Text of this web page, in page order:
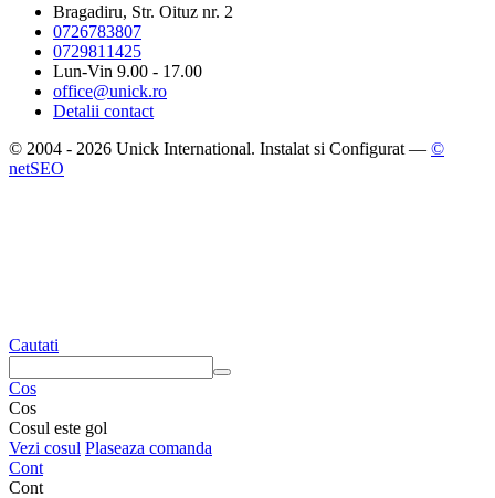
Bragadiru, Str. Oituz nr. 2
0726783807
0729811425
Lun-Vin 9.00 - 17.00
office@unick.ro
Detalii contact
© 2004 - 2026 Unick International. Instalat si Configurat — ©
netSEO
Cautati
Cos
Cos
Cosul este gol
Vezi cosul Plaseaza comanda
Cont
Cont